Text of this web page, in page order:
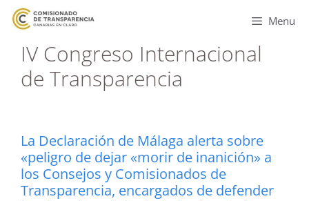
Menu
IV Congreso Internacional
de Transparencia
La Declaración de Málaga alerta sobre
«peligro de dejar «morir de inanición» a
los Consejos y Comisionados de
Transparencia, encargados de defender